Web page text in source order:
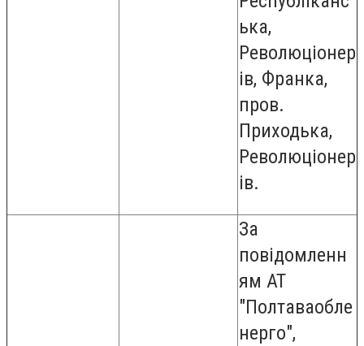
ька,
Революціонер
ів, Франка,
пров.
Приходька,
Революціонер
ів.
За
повідомленн
ям АТ
"Полтаваобле
нерго",